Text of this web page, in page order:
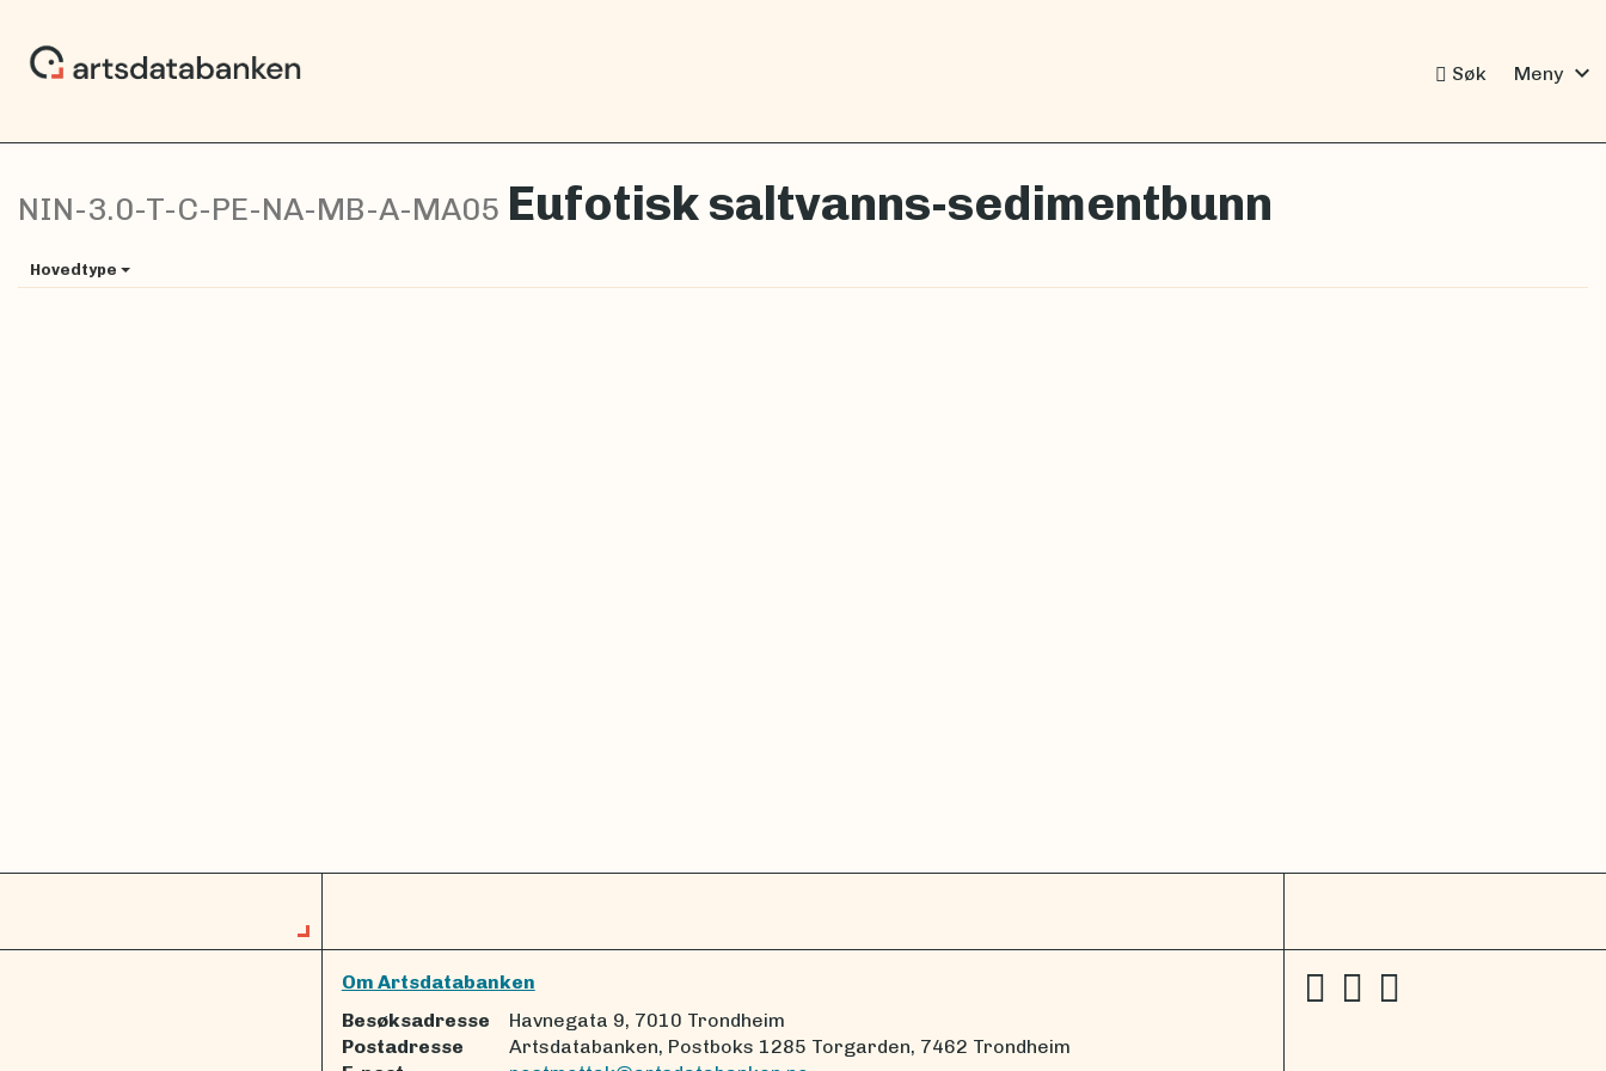
Søk Meny expand_more
NIN-3.0-T-C-PE-NA-MB-A-MA05 Eufotisk saltvanns-sedimentbunn
Hovedtype
Om Artsdatabanken
Besøksadresse
Havnegata 9, 7010 Trondheim
Postadresse
Artsdatabanken, Postboks 1285 Torgarden, 7462 Trondheim